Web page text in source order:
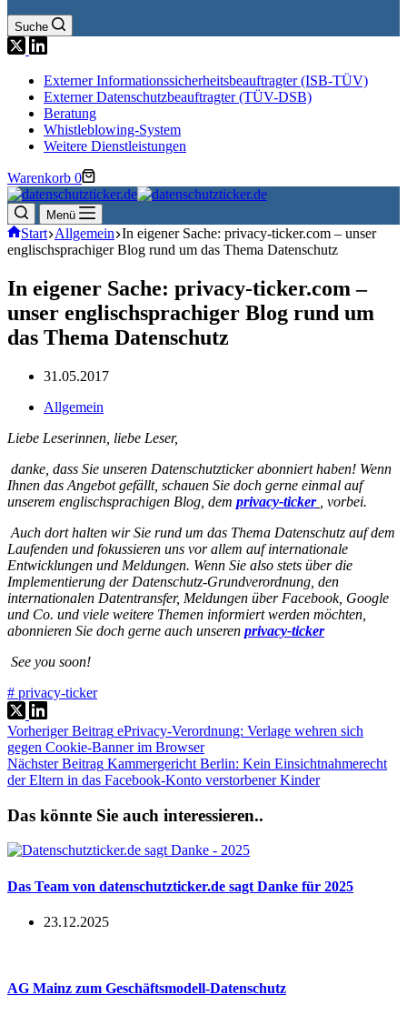
Suche
Externer Informationssicherheitsbeauftragter (ISB-TÜV)
Externer Datenschutzbeauftragter (TÜV-DSB)
Beratung
Whistleblowing-System
Weitere Dienstleistungen
Warenkorb 0
Menü
Start Allgemein In eigener Sache: privacy-ticker.com – unser
englischsprachiger Blog rund um das Thema Datenschutz
In eigener Sache: privacy-ticker.com –
unser englischsprachiger Blog rund um
das Thema Datenschutz
31.05.2017
Allgemein
Liebe Leserinnen, liebe Leser,
danke, dass Sie unseren Datenschutzticker abonniert haben! Wenn
Ihnen das Angebot gefällt, schauen Sie doch gerne einmal auf
unserem englischsprachigen Blog, dem privacy-ticker
, vorbei.
Auch dort halten wir Sie rund um das Thema Datenschutz auf dem
Laufenden und fokussieren uns vor allem auf internationale
Entwicklungen und Meldungen. Wenn Sie also stets über die
Implementierung der Datenschutz-Grundverordnung, den
internationalen Datentransfer, Meldungen über Facebook, Google
und Co. und viele weitere Themen informiert werden möchten,
abonnieren Sie doch gerne auch unseren privacy-ticker
See you soon!
# privacy-ticker
VorherigerBeitrag ePrivacy-Verordnung: Verlage wehren sich
gegen Cookie-Banner im Browser
NächsterBeitrag Kammergericht Berlin: Kein Einsichtnahmerecht
der Eltern in das Facebook-Konto verstorbener Kinder
Das könnte Sie auch interessieren..
Das Team von datenschutzticker.de sagt Danke für 2025
23.12.2025
AG Mainz zum Geschäftsmodell-Datenschutz